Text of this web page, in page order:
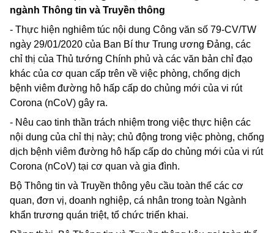
ngành Thông tin và Truyền thông
- Thực hiện nghiêm túc nội dung Công văn số 79-CV/TW
ngày 29/01/2020 của Ban Bí thư Trung ương Đảng, các
chỉ thị của Thủ tướng Chính phủ và các văn bản chỉ đạo
khác của cơ quan cấp trên về việc phòng, chống dịch
bệnh viêm đường hô hấp cấp do chủng mới của vi rút
Corona (nCoV) gây ra.
- Nêu cao tinh thần trách nhiệm trong việc thực hiện các
nội dung của chỉ thị này; chủ động trong việc phòng, chống
dịch bệnh viêm đường hô hấp cấp do chủng mới của vi rút
Corona (nCoV) tại cơ quan và gia đình.
Bộ Thông tin và Truyền thông yêu cầu toàn thể các cơ
quan, đơn vị, doanh nghiệp, cá nhân trong toàn Ngành
khẩn trương quán triệt, tổ chức triển khai.